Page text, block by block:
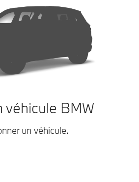
véhicule BMW
un véhicule.